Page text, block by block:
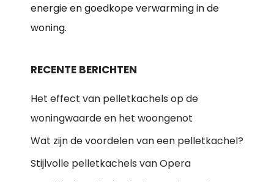
energie en goedkope verwarming in de
woning.
RECENTE BERICHTEN
Het effect van pelletkachels op de
woningwaarde en het woongenot
Wat zijn de voordelen van een pelletkachel?
Stijlvolle pelletkachels van Opera